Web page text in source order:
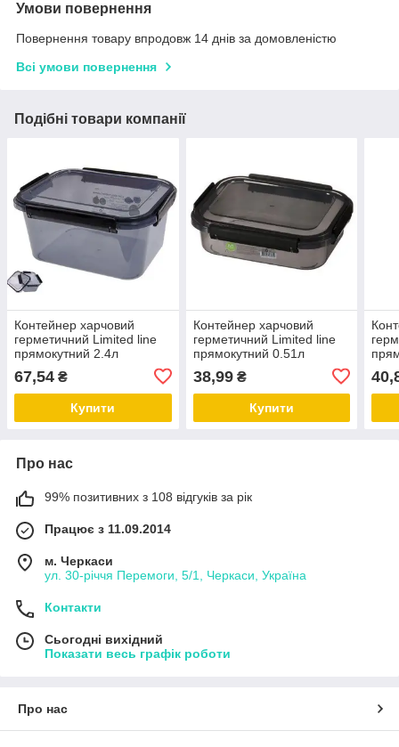
Умови повернення
Повернення товару впродовж 14 днів за домовленістю
Всі умови повернення
Подібні товари компанії
Контейнер харчовий
герметичний Limited line
прямокутний 2.4л
67,54 ₴
Купити
Контейнер харчовий
герметичний Limited line
прямокутний 0.51л
38,99₴
Купити
Про нас
99% позитивних з 108 відгуків за рік
Працює з 11.09.2014
м. Черкаси
ул. 30-рiччя Перемоги, 5/1, Черкаси, Україна
Контакти
Сьогодні вихідний
Показати весь графік роботи
Про нас